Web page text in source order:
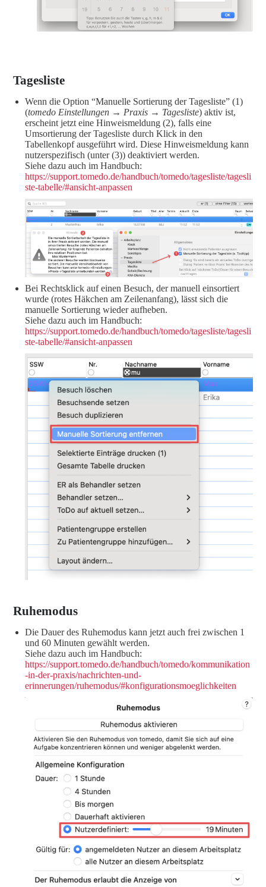
Tagesliste
Wenn die Option “Manuelle Sortierung der Tagesliste” (1)
(tomedo Einstellungen → Praxis → Tagesliste) aktiv ist,
erscheint jetzt eine Hinweismeldung (2), falls eine
Umsortierung der Tagesliste durch Klick in den
Tabellenkopf ausgeführt wird. Diese Hinweismeldung kann
nutzerspezifisch (unter (3)) deaktiviert werden.
Siehe dazu auch im Handbuch:
https://support.tomedo.de/handbuch/tomedo/tagesliste/tagesli
ste-tabelle/#ansicht-anpassen
Bei Rechtsklick auf einen Besuch, der manuell einsortiert
wurde (rotes Häkchen am Zeilenanfang), lässt sich die
manuelle Sortierung wieder aufheben.
Siehe dazu auch im Handbuch:
https://support.tomedo.de/handbuch/tomedo/tagesliste/tagesli
ste-tabelle/#ansicht-anpassen
Ruhemodus
Die Dauer des Ruhemodus kann jetzt auch frei zwischen 1
und 60 Minuten gewählt werden.
Siehe dazu auch im Handbuch:
https://support.tomedo.de/handbuch/tomedo/kommunikation
-in-der-praxis/nachrichten-und-
erinnerungen/ruhemodus/#konfigurationsmoeglichkeiten